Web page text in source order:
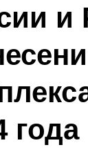
и
года